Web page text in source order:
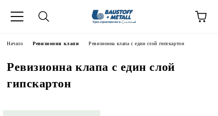
Начало Ревизионни клапи Ревизионна клапа с един слой гипскартон
Ревизионна клапа с един слой
гипскартон